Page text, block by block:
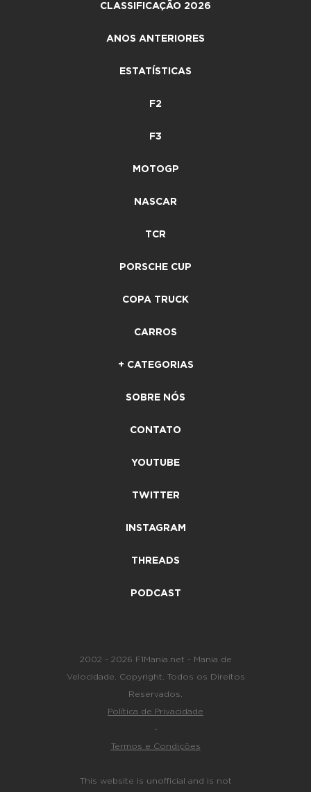
CLASSIFICAÇÃO 2026
ANOS ANTERIORES
ESTATÍSTICAS
F2
F3
MOTOGP
NASCAR
TCR
PORSCHE CUP
COPA TRUCK
CARROS
+ CATEGORIAS
SOBRE NÓS
CONTATO
YOUTUBE
TWITTER
INSTAGRAM
THREADS
PODCAST
2002 - 2026 F1Mania.net - Mania de
Velocidade. Copyright. Todos os Direitos
Reservados.
Política de Privacidade
-
Termos e Condições
This website is unofficial and is not